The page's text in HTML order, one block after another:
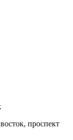
проспект